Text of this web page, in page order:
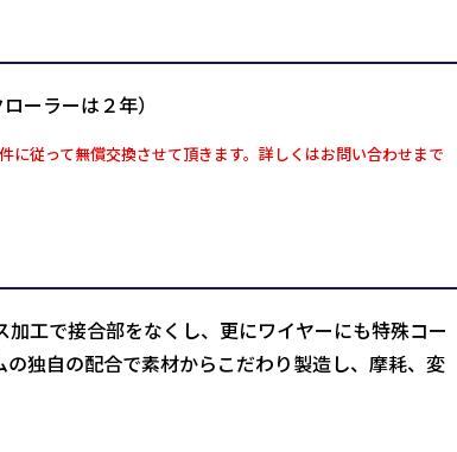
ーラーは２年）
従って無償交換させて頂きます。詳しくはお問い合わせまで
工で接合部をなくし、更にワイヤーにも特殊コー
独自の配合で素材からこだわり製造し、摩耗、変